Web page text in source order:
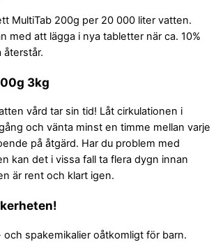
MultiTab 200g per 20 000 liter vatten.
med att lägga i nya tabletter när ca. 10%
återstår.
3kg
vård tar sin tid! Låt cirkulationen i
och vänta minst en timme mellan varje
på åtgärd. Har du problem med
kan det i vissa fall ta flera dygn innan
är rent och klart igen.
och spakemikalier oåtkomligt för barn.